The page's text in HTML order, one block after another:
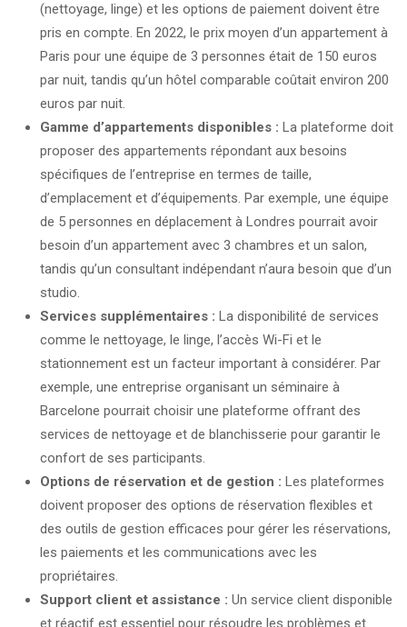
(nettoyage, linge) et les options de paiement doivent être
pris en compte. En 2022, le prix moyen d’un appartement à
Paris pour une équipe de 3 personnes était de 150 euros
par nuit, tandis qu’un hôtel comparable coûtait environ 200
euros par nuit.
Gamme d’appartements disponibles : La plateforme doit
proposer des appartements répondant aux besoins
spécifiques de l’entreprise en termes de taille,
d’emplacement et d’équipements. Par exemple, une équipe
de 5 personnes en déplacement à Londres pourrait avoir
besoin d’un appartement avec 3 chambres et un salon,
tandis qu’un consultant indépendant n’aura besoin que d’un
studio.
Services supplémentaires : La disponibilité de services
comme le nettoyage, le linge, l’accès Wi-Fi et le
stationnement est un facteur important à considérer. Par
exemple, une entreprise organisant un séminaire à
Barcelone pourrait choisir une plateforme offrant des
services de nettoyage et de blanchisserie pour garantir le
confort de ses participants.
Options de réservation et de gestion : Les plateformes
doivent proposer des options de réservation flexibles et
des outils de gestion efficaces pour gérer les réservations,
les paiements et les communications avec les
propriétaires.
Support client et assistance : Un service client disponible
et réactif est essentiel pour résoudre les problèmes et